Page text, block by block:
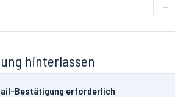
←
hinterlassen
Bestätigung erforderlich